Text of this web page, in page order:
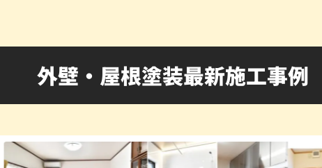
外壁・屋根塗装最新施工事例